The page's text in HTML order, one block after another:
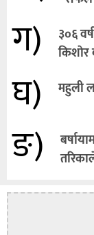
ग)
३०६
किशाेर
घ) महुली
ङ)